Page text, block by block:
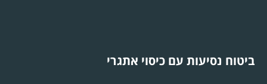
ביטוח נסיעות עם כיסוי אתגרי